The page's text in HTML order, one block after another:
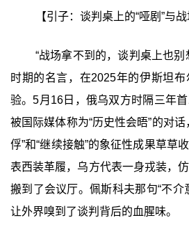
【引子：谈判桌上的“哑剧”与战
“战场拿不到的，谈判桌上也
时期的名言，在2025年的伊斯坦
验。5月16日，俄乌双方时隔三年
被国际媒体称为“历史性会晤”的对
俘”和“继续接触”的象征性成果草草
表西装革履，乌方代表一身戎装，
搬到了会议厅。佩斯科夫那句“不介
让外界嗅到了谈判背后的血腥味。